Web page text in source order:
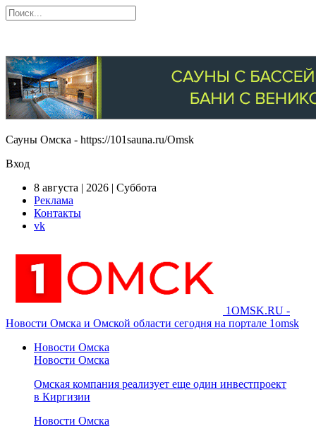
Сауны Омска - https://101sauna.ru/Omsk
Вход
8 августа | 2026 | Суббота
Реклама
Контакты
vk
1OMSK.RU -
Новости Омска и Омской области сегодня на портале 1omsk
Новости Омска
Новости Омска
Омская компания реализует еще один инвестпроект
в Киргизии
Новости Омска